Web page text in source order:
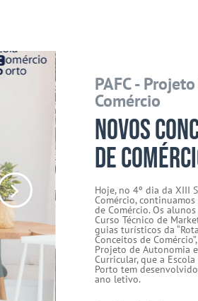
PAFC -
Comércio
Novos
de
Hoje, no 4º dia da XIII
Comércio, continuamos
de Comércio. Os
Curso Técnico de
guias turísticos da
Conceitos de
Projeto de Autonomia
Curricular, que a
Porto tem
ano letivo.